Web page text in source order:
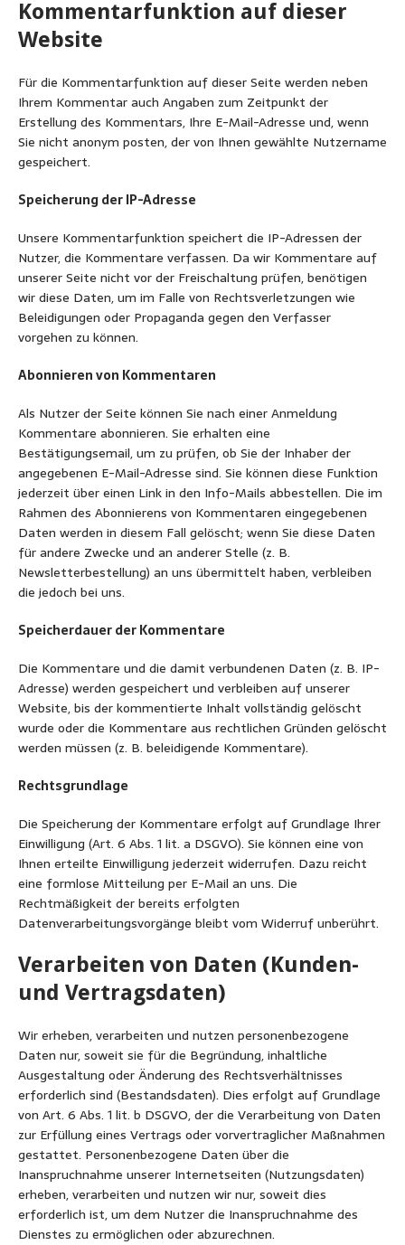
Kommentarfunktion auf dieser
Website
Für die Kommentarfunktion auf dieser Seite werden neben
Ihrem Kommentar auch Angaben zum Zeitpunkt der
Erstellung des Kommentars, Ihre E-Mail-Adresse und, wenn
Sie nicht anonym posten, der von Ihnen gewählte Nutzername
gespeichert.
Speicherung der IP-Adresse
Unsere Kommentarfunktion speichert die IP-Adressen der
Nutzer, die Kommentare verfassen. Da wir Kommentare auf
unserer Seite nicht vor der Freischaltung prüfen, benötigen
wir diese Daten, um im Falle von Rechtsverletzungen wie
Beleidigungen oder Propaganda gegen den Verfasser
vorgehen zu können.
Abonnieren von Kommentaren
Als Nutzer der Seite können Sie nach einer Anmeldung
Kommentare abonnieren. Sie erhalten eine
Bestätigungsemail, um zu prüfen, ob Sie der Inhaber der
angegebenen E-Mail-Adresse sind. Sie können diese Funktion
jederzeit über einen Link in den Info-Mails abbestellen. Die im
Rahmen des Abonnierens von Kommentaren eingegebenen
Daten werden in diesem Fall gelöscht; wenn Sie diese Daten
für andere Zwecke und an anderer Stelle (z. B.
Newsletterbestellung) an uns übermittelt haben, verbleiben
die jedoch bei uns.
Speicherdauer der Kommentare
Die Kommentare und die damit verbundenen Daten (z. B. IP-
Adresse) werden gespeichert und verbleiben auf unserer
Website, bis der kommentierte Inhalt vollständig gelöscht
wurde oder die Kommentare aus rechtlichen Gründen gelöscht
werden müssen (z. B. beleidigende Kommentare).
Rechtsgrundlage
Die Speicherung der Kommentare erfolgt auf Grundlage Ihrer
Einwilligung (Art. 6 Abs. 1 lit. a DSGVO). Sie können eine von
Ihnen erteilte Einwilligung jederzeit widerrufen. Dazu reicht
eine formlose Mitteilung per E-Mail an uns. Die
Rechtmäßigkeit der bereits erfolgten
Datenverarbeitungsvorgänge bleibt vom Widerruf unberührt.
Verarbeiten von Daten (Kunden-
und Vertragsdaten)
Wir erheben, verarbeiten und nutzen personenbezogene
Daten nur, soweit sie für die Begründung, inhaltliche
Ausgestaltung oder Änderung des Rechtsverhältnisses
erforderlich sind (Bestandsdaten). Dies erfolgt auf Grundlage
von Art. 6 Abs. 1 lit. b DSGVO, der die Verarbeitung von Daten
zur Erfüllung eines Vertrags oder vorvertraglicher Maßnahmen
gestattet. Personenbezogene Daten über die
Inanspruchnahme unserer Internetseiten (Nutzungsdaten)
erheben, verarbeiten und nutzen wir nur, soweit dies
erforderlich ist, um dem Nutzer die Inanspruchnahme des
Dienstes zu ermöglichen oder abzurechnen.